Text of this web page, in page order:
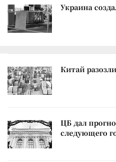
Украина
Китай
ЦБ дал
следующего